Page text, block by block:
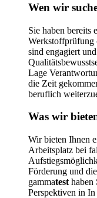
Wen wir
Sie haben bereits
Werkstoffprüfung
sind engagiert
Lage
die Zeit
beruflich
Was wir
Wir bieten Ihnen
Arbeitsplatz bei
Förderung und
gammatest haben
Perspektiven in